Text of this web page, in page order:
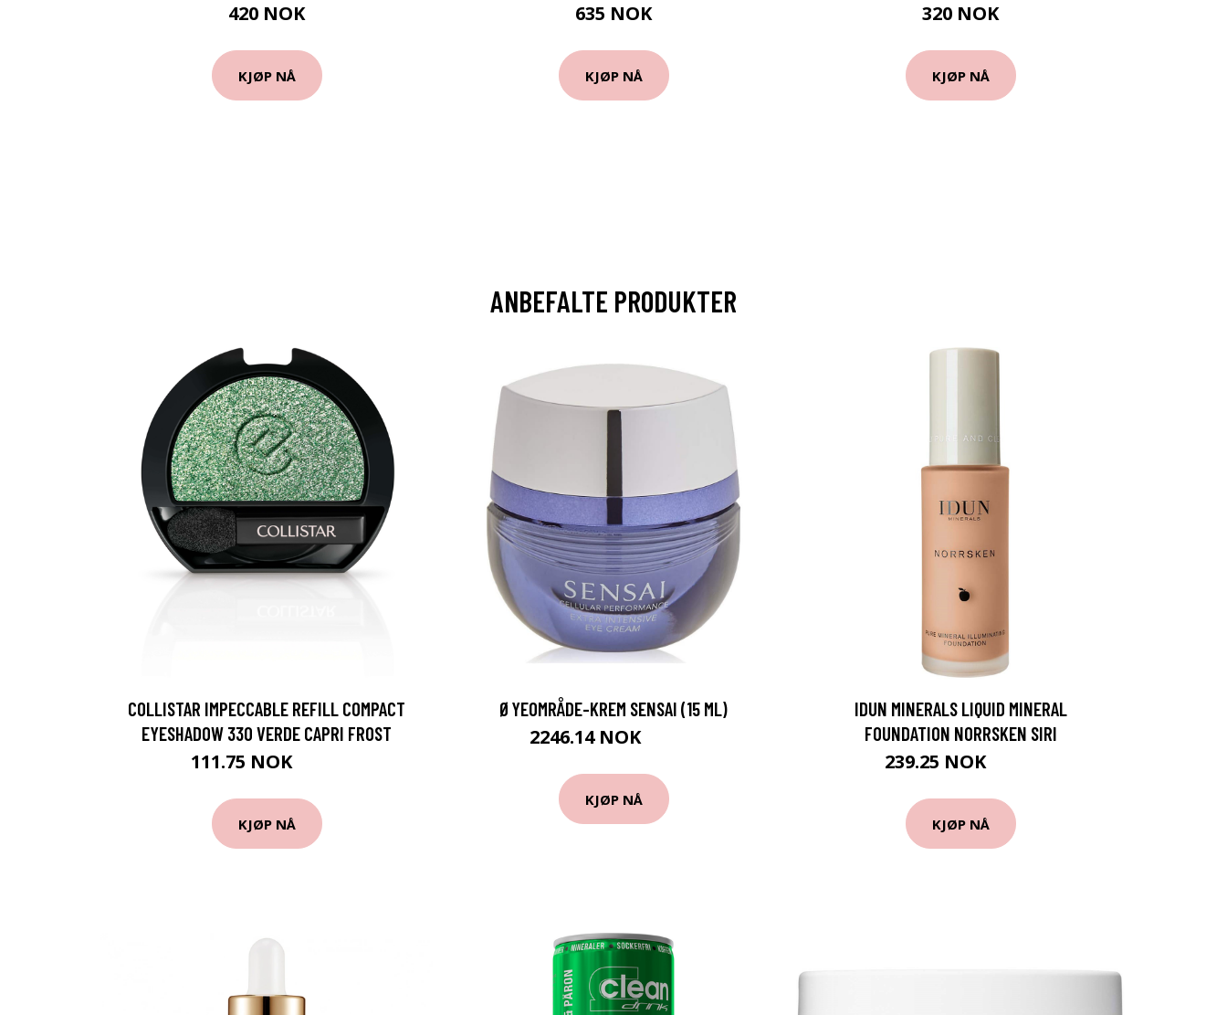
420 NOK
KJØP NÅ
635 NOK
KJØP NÅ
320 NOK
KJØP NÅ
ANBEFALTE PRODUKTER
COLLISTAR IMPECCABLE REFILL COMPACT
EYESHADOW 330 VERDE CAPRI FROST
111.75 NOK
KJØP NÅ
ØYEOMRÅDE-KREM SENSAI (15 ML)
2246.14 NOK
KJØP NÅ
IDUN MINERALS LIQUID MINERAL
FOUNDATION NORRSKEN SIRI
239.25 NOK
KJØP NÅ